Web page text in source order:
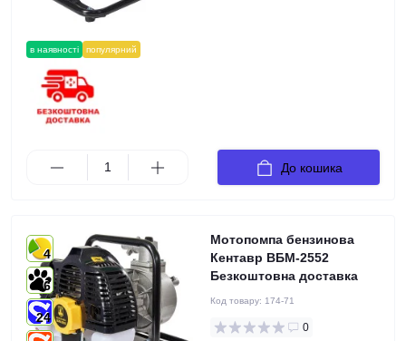
в наявності популярний
До кошика
4
6
24
Мотопомпа бензинова
Кентавр ВБМ-2552
Безкоштовна доставка
Код товару: 174-71
0